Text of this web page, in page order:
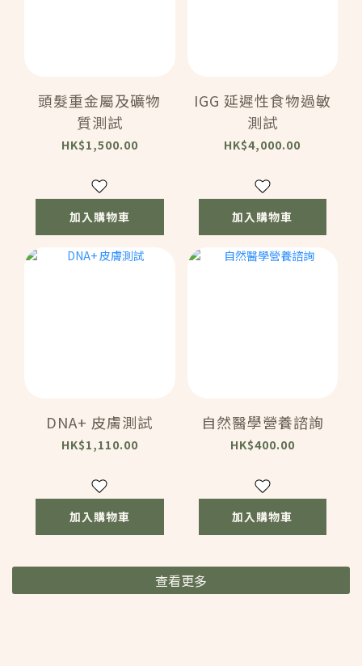
頭髮重金屬及礦物
質測試
HK$1,500.00
加入購物車
IGG 延遲性食物過敏
測試
HK$4,000.00
加入購物車
DNA+ 皮膚測試
HK$1,110.00
加入購物車
自然醫學營養諮詢
HK$400.00
加入購物車
查看更多